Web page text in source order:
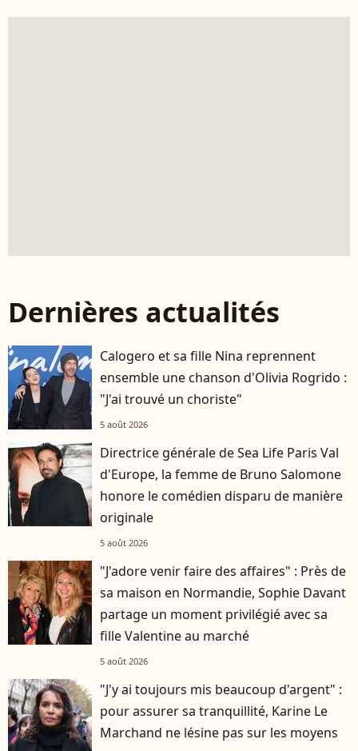
Dernières actualités
Calogero et sa fille Nina reprennent
ensemble une chanson d'Olivia Rogrido :
"J'ai trouvé un choriste"
5 août 2026
Directrice générale de Sea Life Paris Val
d'Europe, la femme de Bruno Salomone
honore le comédien disparu de manière
originale
5 août 2026
"J'adore venir faire des affaires" : Près de
sa maison en Normandie, Sophie Davant
partage un moment privilégié avec sa
fille Valentine au marché
5 août 2026
"J'y ai toujours mis beaucoup d'argent" :
pour assurer sa tranquillité, Karine Le
Marchand ne lésine pas sur les moyens